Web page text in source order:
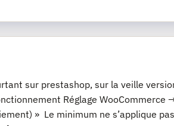
sur prestashop, sur la veille
Réglage WooCommerce
» Le minimum ne s’applique